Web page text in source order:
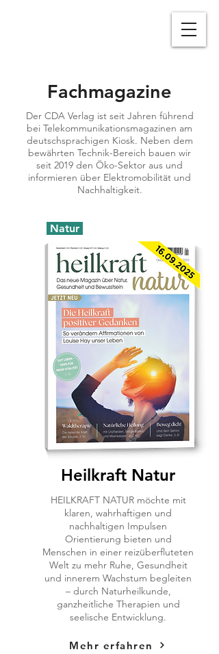
Fachmagazine
Der CDA Verlag ist seit Jahren führend
bei Telekommunikationsmagazinen am
deutschsprachigen Kiosk. Neben dem
bewährten Technik-Bereich bauen wir
seit 2019 den Öko-Sektor aus und
informieren über Elektromobilität und
Nachhaltigkeit.
Heilkraft Natur
Natur
HEILKRAFT NATUR möchte mit
klaren, wahrhaftigen und
nachhaltigen Impulsen
Orientierung bieten und
Menschen in einer reizüberfluteten
Welt zu mehr Ruhe, Gesundheit
und innerem Wachstum begleiten
– durch Naturheilkunde,
ganzheitliche Therapien und
seelische Entwicklung.
Mehr erfahren